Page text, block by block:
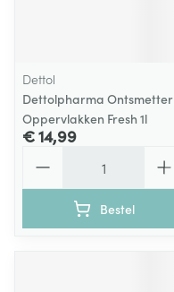
Dettol
Dettolpharma Ontsmetter
Oppervlakken Fresh 1l
€ 14,99
Bestel